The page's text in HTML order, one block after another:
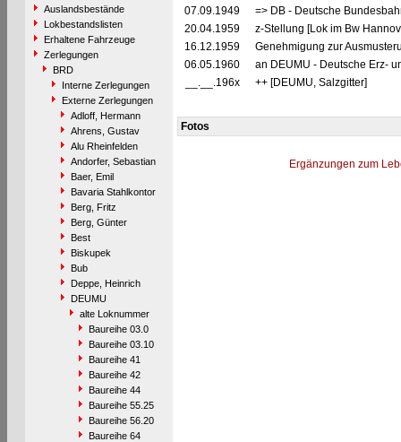
Auslandsbestände
Lokbestandslisten
Erhaltene Fahrzeuge
Zerlegungen
BRD
Interne Zerlegungen
Externe Zerlegungen
Adloff, Hermann
Ahrens, Gustav
Alu Rheinfelden
Andorfer, Sebastian
Baer, Emil
Bavaria Stahlkontor
Berg, Fritz
Berg, Günter
Best
Biskupek
Bub
Deppe, Heinrich
DEUMU
alte Loknummer
Baureihe 03.0
Baureihe 03.10
Baureihe 41
Baureihe 42
Baureihe 44
Baureihe 55.25
Baureihe 56.20
Baureihe 64
07.09.1949
=> DB - Deutsche
20.04.1959
z-Stellung [Lok im Bw
16.12.1959
Genehmigung zur
06.05.1960
an DEUMU - Deutsche Erz-
__.__.196x
++ [DEUMU, Salzgitter]
Fotos
Ergänzungen zum